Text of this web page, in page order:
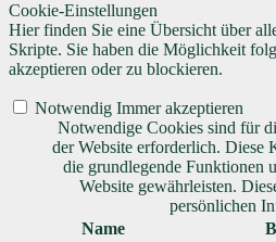
Cookie-Einstellungen
Hier finden Sie eine Übersicht über
Skripte. Sie haben die Möglichkeit
akzeptieren oder zu blockieren.
Notwendig Immer akzeptieren
Notwendige Cookies sind für
der Website erforderlich. Diese
die grundlegende Funktionen
Website gewährleisten.
persönlichen
Name